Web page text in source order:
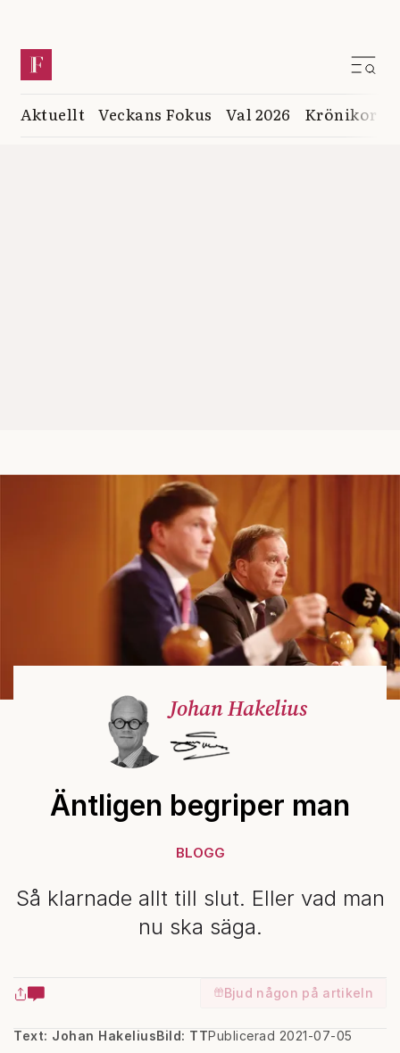
Aktuellt Veckans Fokus Val 2026 Krönikor
Johan Hakelius
Äntligen begriper man
BLOGG
Så klarnade allt till slut. Eller vad man
nu ska säga.
Bjud någon på artikeln
Text: Johan Hakelius Publicerad 2021-07-05
Bild: TT